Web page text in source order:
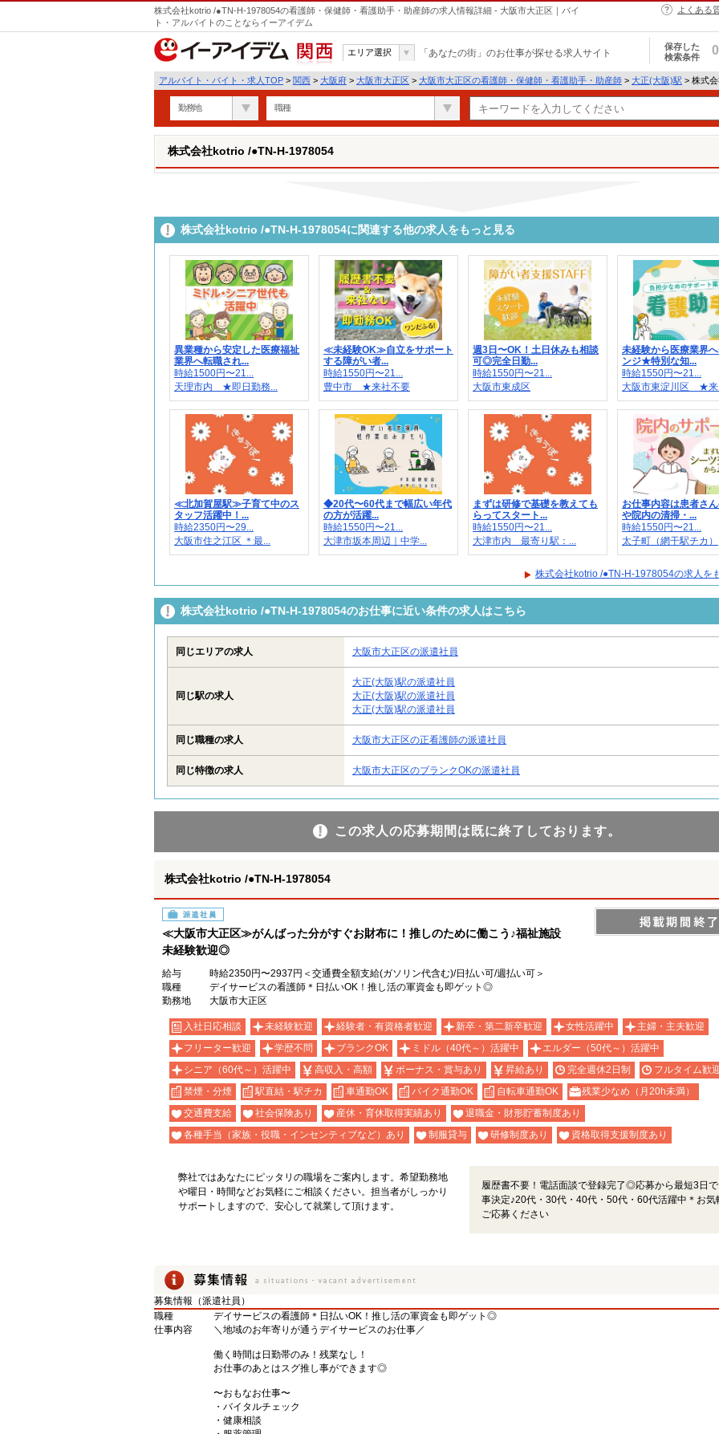
株式会社kotrio /●TN-H-1978054の看護師・保健師・看護助手・助産師の求人情報詳細 - 大阪市大正区｜バイ
ト・アルバイトのことならイーアイデム
よくある
関西
エリア選択 「あなたの街」のお仕事が探せる求人サイト
保存した
検索条件
0
アルバイト・バイト・求人TOP > 関西 > 大阪府 > 大阪市大正区 > 大阪市大正区の看護師・保健師・看護助手・助産師 > 大正(大阪)駅 > 株式
勤務地 職種
株式会社kotrio /●TN-H-1978054
株式会社kotrio /●TN-H-1978054に関連する他の求人をもっと見る
異業種から安定した医療福祉
業界へ転職され...
時給1500円〜21...
天理市内 ★即日勤務...
≪未経験OK≫自立をサポート
する障がい者...
時給1550円〜21...
豊中市 ★来社不要
週3日〜OK！土日休みも相談
可◎完全日勤...
時給1550円〜21...
大阪市東成区
未経験から医療業界
ンジ★特別な知...
時給1550円〜21...
大阪市東淀川区 ★来
≪北加賀屋駅≫子育て中のス
タッフ活躍中！...
時給2350円〜29...
大阪市住之江区 ＊最...
◆20代〜60代まで幅広い年代
の方が活躍...
時給1550円〜21...
大津市坂本周辺｜中学...
まずは研修で基礎を教えても
らってスタート...
時給1550円〜21...
大津市内 最寄り駅：...
お仕事内容は患者さ
や院内の清掃・...
時給1550円〜21...
太子町（網干駅チカ）
株式会社kotrio /●TN-H-1978054の求人を
株式会社kotrio /●TN-H-1978054のお仕事に近い条件の求人はこちら
同じエリアの求人 大阪市大正区の派遣社員
同じ駅の求人
大正(大阪)駅の派遣社員
大正(大阪)駅の派遣社員
大正(大阪)駅の派遣社員
同じ職種の求人 大阪市大正区の正看護師の派遣社員
同じ特徴の求人 大阪市大正区のブランクOKの派遣社員
この求人の応募期間は既に終了しております。
株式会社kotrio /●TN-H-1978054
派遣社員
≪大阪市大正区≫がんばった分がすぐお財布に！推しのために働こう♪福祉施設
未経験歓迎◎
給与
時給2350円〜2937円＜交通費全額支給(ガソリン代含む)/日払い可/週払い可＞
職種
デイサービスの看護師＊日払いOK！推し活の軍資金も即ゲット◎
勤務地
大阪市大正区
入社日応相談 未経験歓迎 経験者・有資格者歓迎 新卒・第二新卒歓迎 女性活躍中
主婦・主夫歓迎
フリーター歓迎
学歴不問 ブランクOK ミドル（40代～）活躍中
エルダー（50代～）活躍中
シニア（60代～）活躍中
高収入・高額 ボーナス・賞与あり 昇給あり 完全週休2日制
フルタイム歓
禁煙・分煙
駅直結・駅チカ 車通勤OK バイク通勤OK 自転車通勤OK
残業少なめ（月20h未満）
交通費支給
社会保険あり 産休・育休取得実績あり
退職金・財形貯蓄制度あり
各種手当（家族・役職・インセンティブなど）あり
制服貸与 研修制度あり 資格取得支援制度あり
弊社ではあなたにピッタリの職場をご案内します。希望勤務地
や曜日・時間などお気軽にご相談ください。担当者がしっかり
サポートしますので、安心して就業して頂けます。
履歴書不要！電話面談で登録完了◎応募から最短3日
事決定♪20代・30代・40代・50代・60代活躍中＊お気
ご応募ください
募集情報（派遣社員）
職種
デイサービスの看護師＊日払いOK！推し活の軍資金も即ゲット◎
仕事内容
＼地域のお年寄りが通うデイサービスのお仕事／
働く時間は日勤帯のみ！残業なし！
お仕事のあとはスグ推し事ができます◎
〜おもなお仕事〜
・バイタルチェック
・健康相談